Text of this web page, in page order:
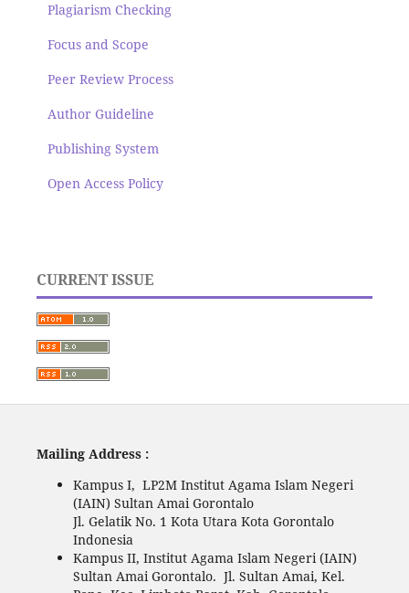
Plagiarism Checking
Focus and Scope
Peer Review Process
Author Guideline
Publishing System
Open Access Policy
CURRENT ISSUE
Mailing Address :
Kampus I, LP2M Institut Agama Islam Negeri
(IAIN) Sultan Amai Gorontalo
Jl. Gelatik No. 1 Kota Utara Kota Gorontalo
Indonesia
Kampus II, Institut Agama Islam Negeri (IAIN)
Sultan Amai Gorontalo. Jl. Sultan Amai, Kel.